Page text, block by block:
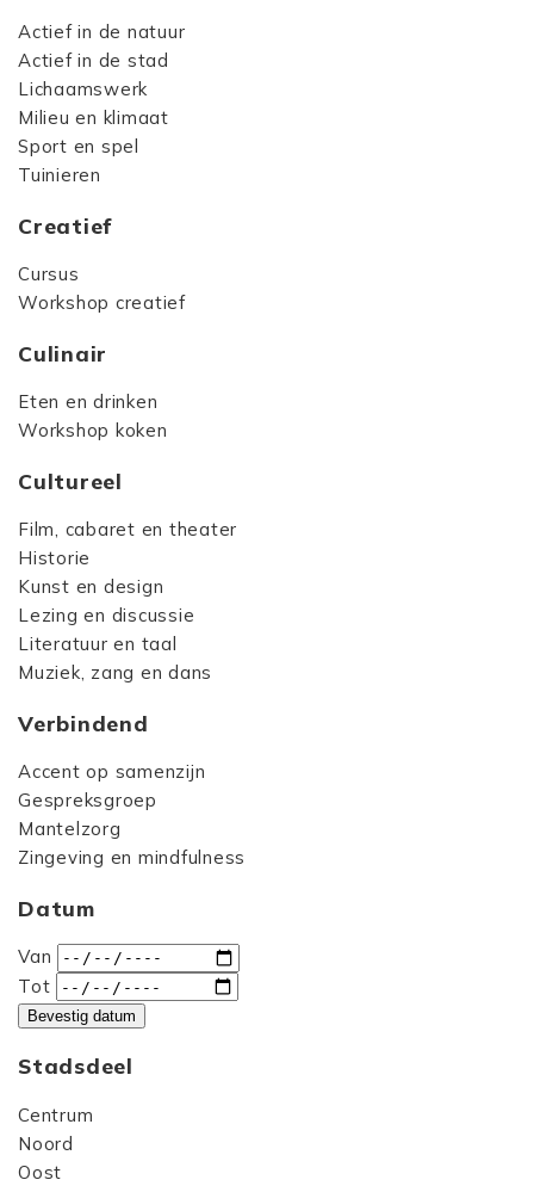
Actief in de natuur
Actief in de stad
Lichaamswerk
Milieu en klimaat
Sport en spel
Tuinieren
Creatief
Cursus
Workshop creatief
Culinair
Eten en drinken
Workshop koken
Cultureel
Film, cabaret en theater
Historie
Kunst en design
Lezing en discussie
Literatuur en taal
Muziek, zang en dans
Verbindend
Accent op samenzijn
Gespreksgroep
Mantelzorg
Zingeving en mindfulness
Datum
Van
Tot
Bevestig datum
Stadsdeel
Centrum
Noord
Oost